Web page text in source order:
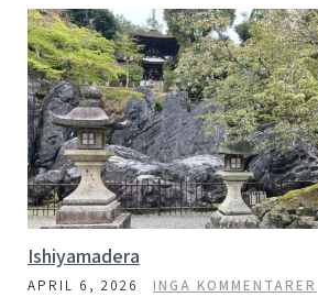
Ishiyamadera
APRIL 6, 2026 INGA KOMMENTARER